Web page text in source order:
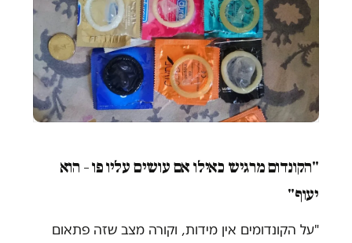
"הקונדום מרגיש כאילו אם עושים עליו פו – הוא
יעוף"
"על הקונדומים אין מידות, וקורה מצב שזה פתאום